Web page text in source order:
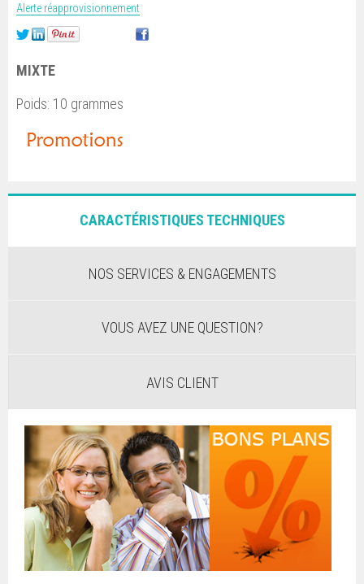
Alerte réapprovisionnement
MIXTE
Poids: 10 grammes
CARACTÉRISTIQUES TECHNIQUES
NOS SERVICES & ENGAGEMENTS
VOUS AVEZ UNE QUESTION?
AVIS CLIENT